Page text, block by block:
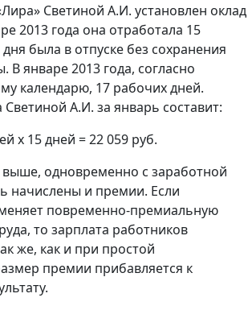
Светиной А.И. установлен оклад
2013 года она отработала 15
была в отпуске без сохранения
В январе 2013 года, согласно
календарю, 17 рабочих дней.
А.И. за январь составит:
х 15 дней = 22 059 руб.
выше, одновременно с заработной
начислены и премии. Если
повременно-премиальную
то зарплата работников
же, как и при простой
премии прибавляется к